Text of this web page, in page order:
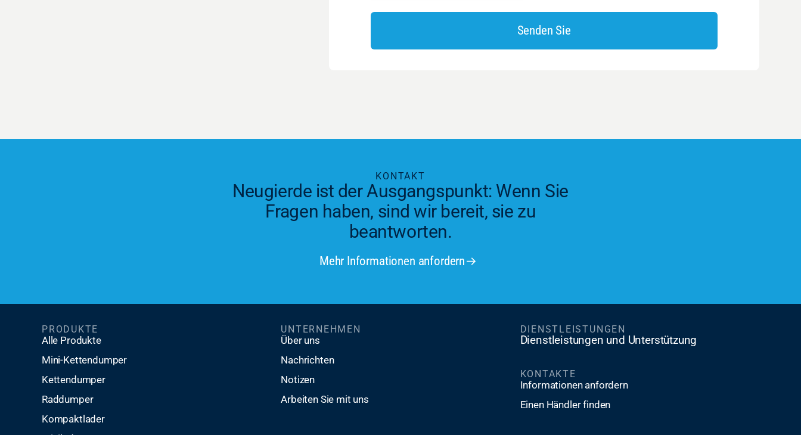
Senden Sie
KONTAKT
Neugierde ist der Ausgangspunkt: Wenn Sie
Fragen haben, sind wir bereit, sie zu
beantworten.
Mehr Informationen anfordern
PRODUKTE
Alle Produkte
Mini-Kettendumper
Kettendumper
Raddumper
Kompaktlader
UNTERNEHMEN
Über uns
Nachrichten
Notizen
Arbeiten Sie mit uns
DIENSTLEISTUNGEN
Dienstleistungen und Unterstützung
KONTAKTE
Informationen anfordern
Einen Händler finden